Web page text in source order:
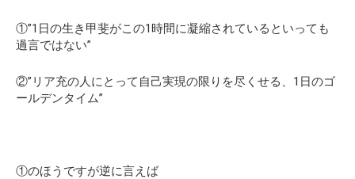
①”1日の生き甲斐がこの1時間に凝縮されているといっても
過言ではない”
②”リア充の人にとって自己実現の限りを尽くせる、1日のゴ
ールデンタイム”
①のほうですが逆に言えば